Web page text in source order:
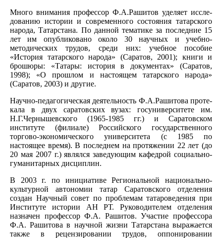
Много внимания профессор Ф.А.Рашитов уделяет иссле­
дованию истории и современного состояния татарского
народа, Татарстана. По данной тематике за последние 15
лет им опубликовано около 30 научных и учебно-
методических трудов, среди них: учебное пособие
«История татарского народа» (Саратов, 2001); книги и
брошюры: «Татары: история в документах» (Саратов,
1998); «О прошлом и настоящем татарского народа»
(Саратов, 2003) и другие.
Научно-педагогическая деятельность Ф.А.Рашитова проте­
кала в двух саратовских вузах: госуниверситете им.
Н.Г.Чер­нышевского (1965-1985 гг.) и Саратовском
институте (филиале) Российского государственного
торгово-экономического уни­верситета (с 1985 по
настоящее время). В последнем на протяжении 22 лет (до
20 мая 2007 г.) являлся заведующим кафедрой социально-
гуманитарных дисциплин.
В 2003 г. по инициативе Региональной национально-
культурной автономии татар Саратовского отделения
создан Научный совет по проблемам татароведения при
Институте истории АН РТ. Руководителем отделения
назначен профессор Ф.А. Рашитов. Участие профессора
Ф.А. Рашитова в научной жизни Татарстана выражается
также в рецензировании трудов, оппонировании